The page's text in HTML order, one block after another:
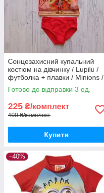
Сонцезахисний купальний
костюм на дівчинку / Lupilu /
футболка + плавки / Minions /
р.74-80 – 6-12 місяців
Готово до відправки 3 од.
225 ₴/комплект
400 ₴/комплект
Купити
–40%